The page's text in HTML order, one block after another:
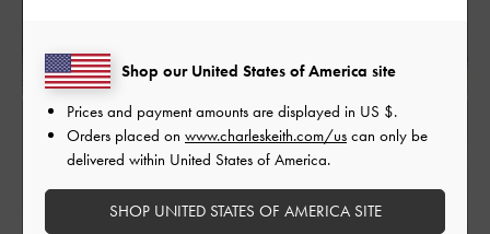
Shop our United States of America site
Prices and payment amounts are displayed in US $.
Orders placed on www.charleskeith.com/us can only be
delivered within United States of America.
SHOP UNITED STATES OF AMERICA SITE